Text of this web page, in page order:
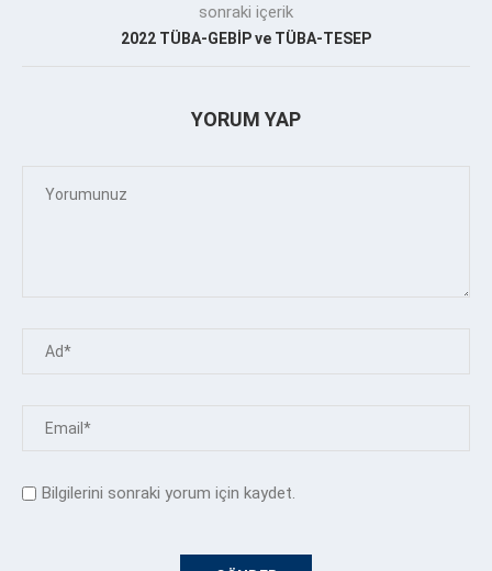
sonraki içerik
2022 TÜBA-GEBİP ve TÜBA-TESEP
YORUM YAP
Bilgilerini sonraki yorum için kaydet.